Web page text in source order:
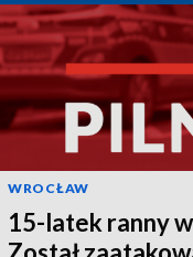
WROCŁAW
15-latek ranny